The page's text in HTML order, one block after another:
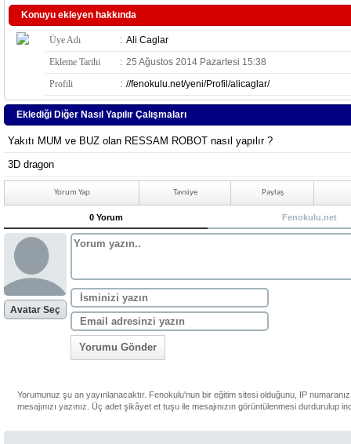
Konuyu ekleyen hakkında
Üye Adı : Ali Caglar
Ekleme Tarihi
: 25 Ağustos 2014 Pazartesi 15:38
Profili
: //fenokulu.net/yeni/Profil/alicaglar/
Eklediği Diğer Nasıl Yapılır Çalışmaları
Yakıtı MUM ve BUZ olan RESSAM ROBOT nasıl yapılır ?
3D dragon
Yorum Yap Tavsiye Paylaş
0 Yorum Fenokulu.net
Avatar Seç
Yorumu Gönder
Yorumunuz şu an yayınlanacaktır. Fenokulu'nun bir eğitim sitesi olduğunu, IP
mesajınızı yazınız. Üç adet şikâyet et tuşu ile mesajınızın görüntülenmesi durdurulup